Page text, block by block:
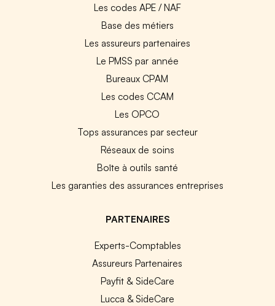
Les codes APE / NAF
Base des métiers
Les assureurs partenaires
Le PMSS par année
Bureaux CPAM
Les codes CCAM
Les OPCO
Tops assurances par secteur
Réseaux de soins
Boîte à outils santé
Les garanties des assurances entreprises
PARTENAIRES
Experts-Comptables
Assureurs Partenaires
Payfit & SideCare
Lucca & SideCare